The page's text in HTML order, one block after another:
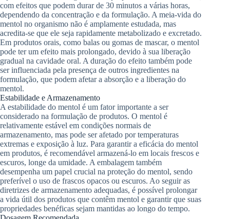
com efeitos que podem durar de 30 minutos a várias horas,
dependendo da concentração e da formulação. A meia-vida do
mentol no organismo não é amplamente estudada, mas
acredita-se que ele seja rapidamente metabolizado e excretado.
Em produtos orais, como balas ou gomas de mascar, o mentol
pode ter um efeito mais prolongado, devido à sua liberação
gradual na cavidade oral. A duração do efeito também pode
ser influenciada pela presença de outros ingredientes na
formulação, que podem afetar a absorção e a liberação do
mentol.
Estabilidade e Armazenamento
A estabilidade do mentol é um fator importante a ser
considerado na formulação de produtos. O mentol é
relativamente estável em condições normais de
armazenamento, mas pode ser afetado por temperaturas
extremas e exposição à luz. Para garantir a eficácia do mentol
em produtos, é recomendável armazená-lo em locais frescos e
escuros, longe da umidade. A embalagem também
desempenha um papel crucial na proteção do mentol, sendo
preferível o uso de frascos opacos ou escuros. Ao seguir as
diretrizes de armazenamento adequadas, é possível prolongar
a vida útil dos produtos que contêm mentol e garantir que suas
propriedades benéficas sejam mantidas ao longo do tempo.